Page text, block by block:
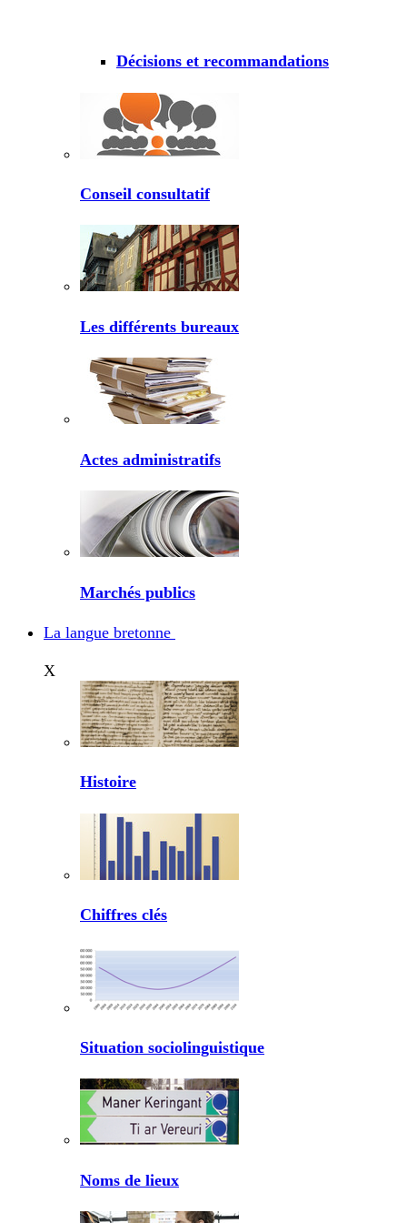
Décisions et recommandations
Conseil consultatif
Les différents bureaux
Actes administratifs
Marchés publics
La langue bretonne
X
Histoire
Chiffres clés
Situation sociolinguistique
Noms de lieux